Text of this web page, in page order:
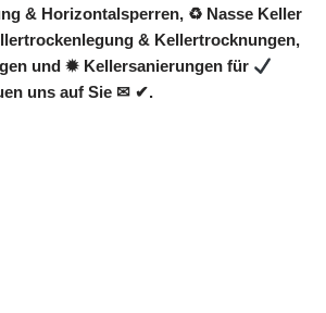
& Horizontalsperren, ♻ Nasse Keller
& Kellertrocknungen,
und ✹ Kellersanierungen für
uns auf Sie ✉ ✔.